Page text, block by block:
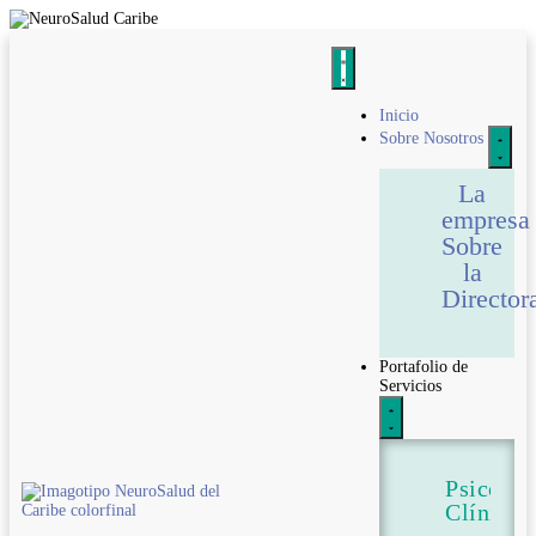
Inicio
Sobre Nosotros
La
empresa
Sobre
la
Portafolio de
Servicios
Clínica